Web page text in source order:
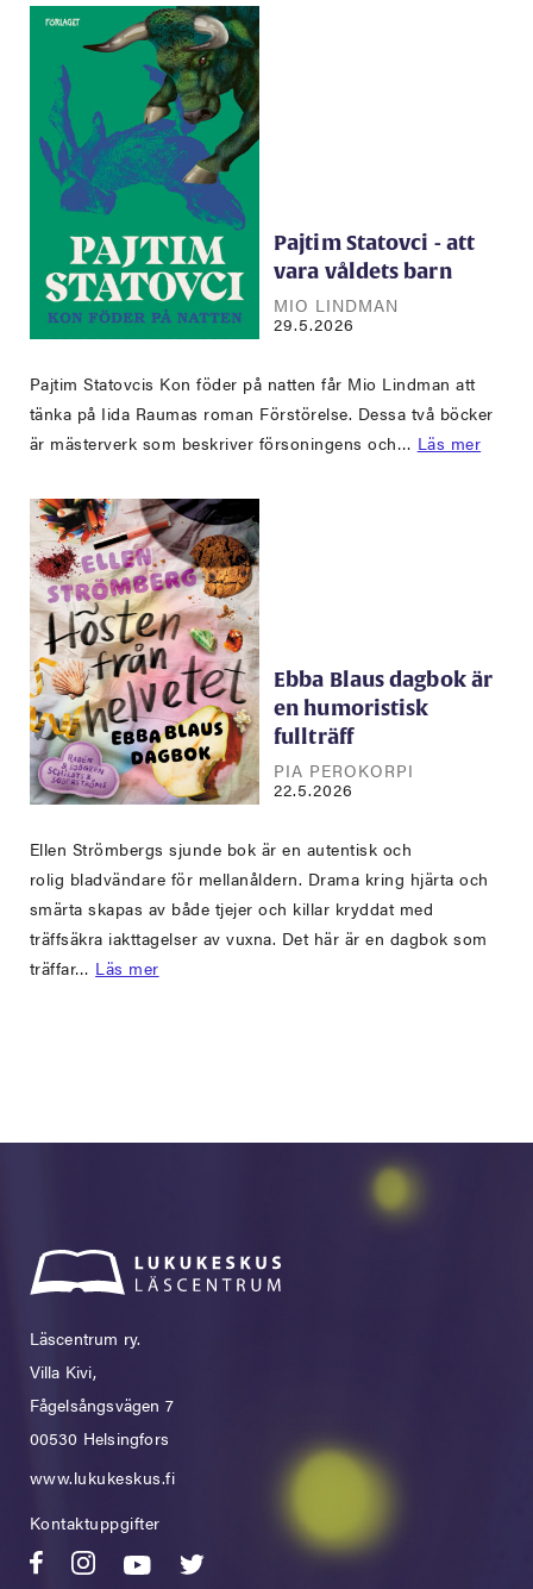
Pajtim Statovci - att
vara våldets barn
MIO LINDMAN
29.5.2026
Pajtim Statovcis Kon föder på natten får Mio Lindman att
tänka på Iida Raumas roman Förstörelse. Dessa två böcker
är mästerverk som beskriver försoningens och… Läs mer
Ebba Blaus dagbok är
en humoristisk
fullträff
PIA PEROKORPI
22.5.2026
Ellen Strömbergs sjunde bok är en autentisk och
rolig bladvändare för mellanåldern. Drama kring hjärta och
smärta skapas av både tjejer och killar kryddat med
träffsäkra iakttagelser av vuxna. Det här är en dagbok som
träffar… Läs mer
Läscentrum ry.
Villa Kivi,
Fågelsångsvägen 7
00530 Helsingfors
www.lukukeskus.fi
Kontaktuppgifter